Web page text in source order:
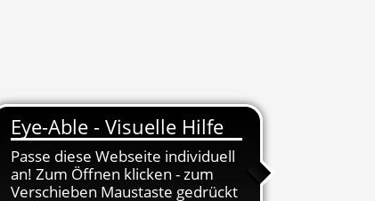
So­li­da­ri­tät und Res­sour­cen­be­
– auch an der Hoch­schu­le für
zu einer nach­hal­ti­gen
Rolle.